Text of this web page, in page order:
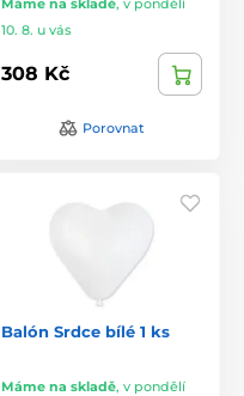
Máme na skladě, v pondělí
10. 8. u vás
308 Kč
Porovnat
Balón Srdce bílé 1 ks
Máme na skladě, v pondělí